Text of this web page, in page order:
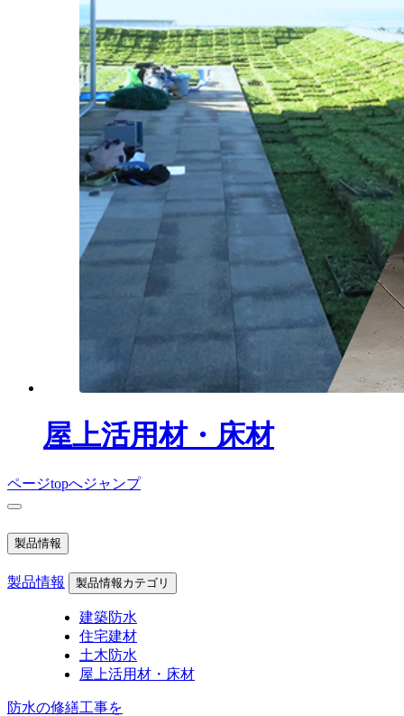
屋上活用材・床材
ページtopへジャンプ
製品情報
製品情報 製品情報カテゴリ
建築防水
住宅建材
土木防水
屋上活用材・床材
防水の修繕工事を